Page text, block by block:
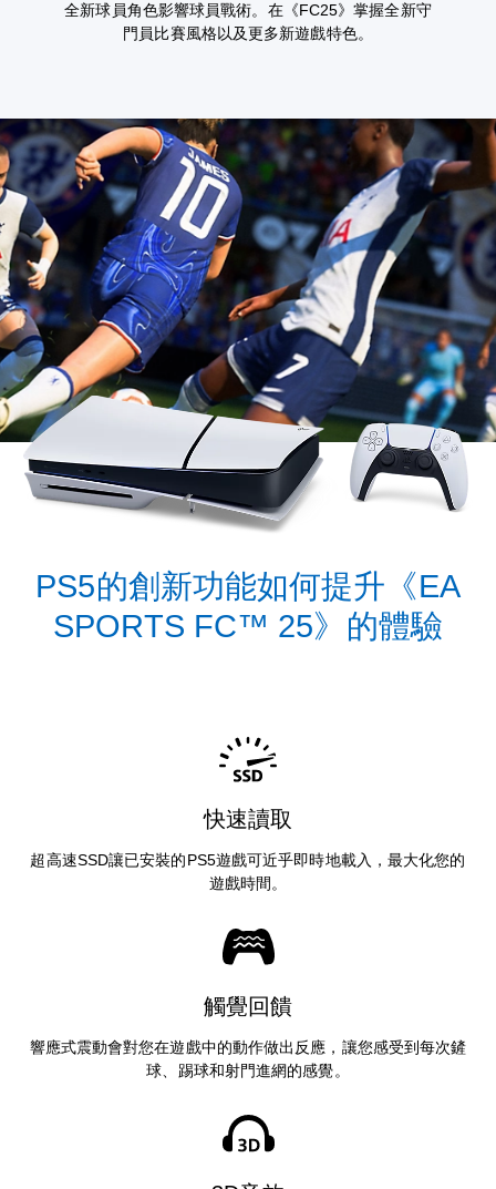
全新球員角色影響球員戰術。在《FC25》掌握全新守
門員比賽風格以及更多新遊戲特色。
PS5的創新功能如何提升《EA
SPORTS FC™ 25》的體驗
快速讀取
超高速SSD讓已安裝的PS5遊戲可近乎即時地載入，最大化您的
遊戲時間。
觸覺回饋
響應式震動會對您在遊戲中的動作做出反應，讓您感受到每次鏟
球、踢球和射門進網的感覺。